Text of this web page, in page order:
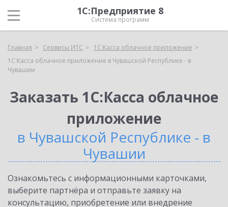
1С:Предприятие 8
Система программ
Главная Сервисы ИТС
1С:Касса облачное приложение
1С:Касса облачное приложение в Чувашской Республике - в
Чувашии
Заказать 1С:Касса облачное
приложение
в Чувашской Республике - в
Чувашии
Ознакомьтесь с информационными карточками,
выберите партнёра и отправьте заявку на
консультацию, приобретение или внедрение